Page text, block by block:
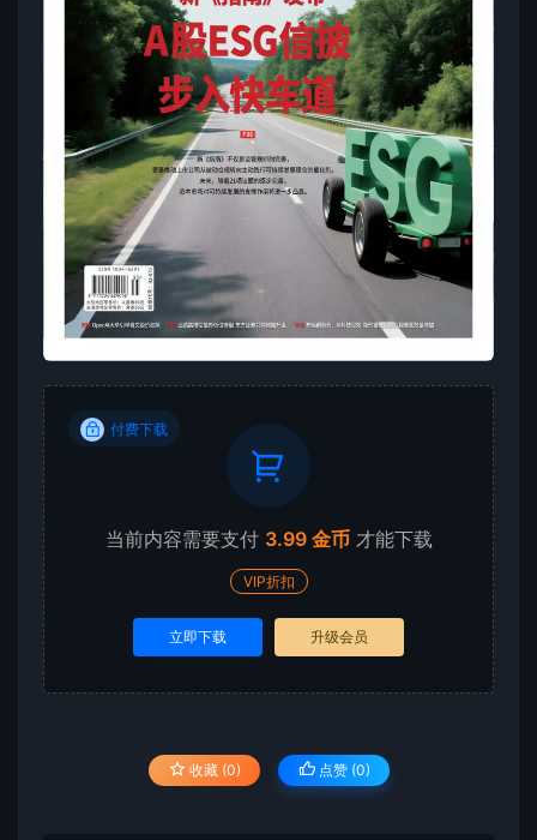
付费下载
当前内容需要支付 3.99 金币 才能下载
VIP折扣
立即下载 升级会员
收藏 (0) 点赞 (0)